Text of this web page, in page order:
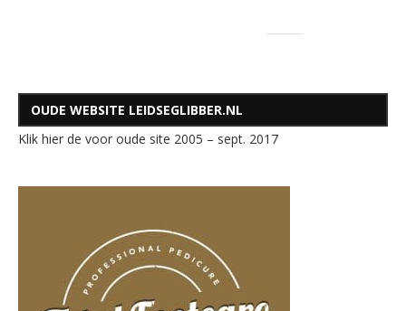
OUDE WEBSITE LEIDSEGLIBBER.NL
Klik hier de voor oude site 2005 – sept. 2017